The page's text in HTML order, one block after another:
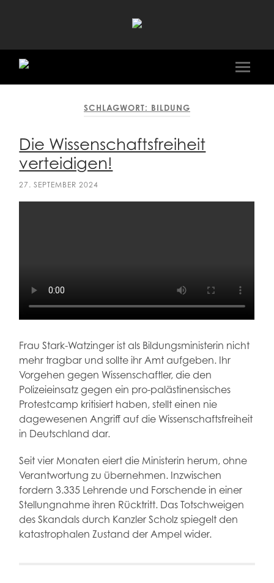
Ali
Dailami
Menü
SCHLAGWORT: BILDUNG
Die Wissenschaftsfreiheit
verteidigen!
27. SEPTEMBER 2024
Frau Stark-Watzinger ist als Bildungsministerin nicht
mehr tragbar und sollte ihr Amt aufgeben. Ihr
Vorgehen gegen Wissenschaftler, die den
Polizeieinsatz gegen ein pro-palästinensisches
Protestcamp kritisiert haben, stellt einen nie
dagewesenen Angriff auf die Wissenschaftsfreiheit
in Deutschland dar.
Seit vier Monaten eiert die Ministerin herum, ohne
Verantwortung zu übernehmen. Inzwischen
fordern 3.335 Lehrende und Forschende in einer
Stellungnahme ihren Rücktritt. Das Totschweigen
des Skandals durch Kanzler Scholz spiegelt den
katastrophalen Zustand der Ampel wider.